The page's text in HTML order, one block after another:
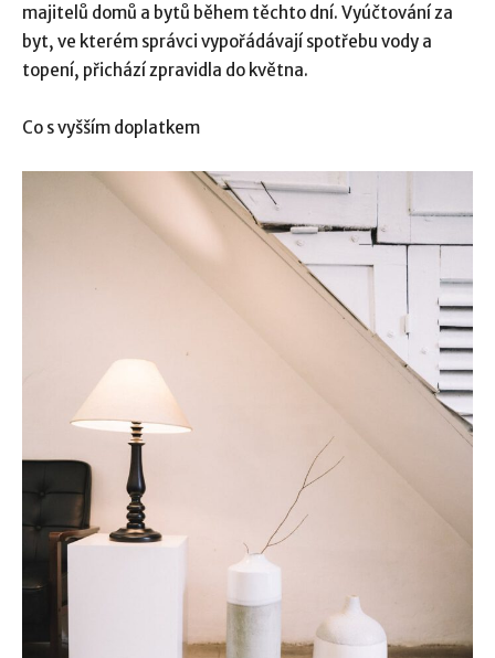
majitelů domů a bytů během těchto dní. Vyúčtování za
byt, ve kterém správci vypořádávají spotřebu vody a
topení, přichází zpravidla do května.
Co s vyšším doplatkem